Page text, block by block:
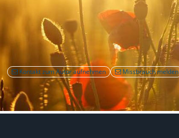
Kontakt zum Autor aufnehmen Missbrauch melden